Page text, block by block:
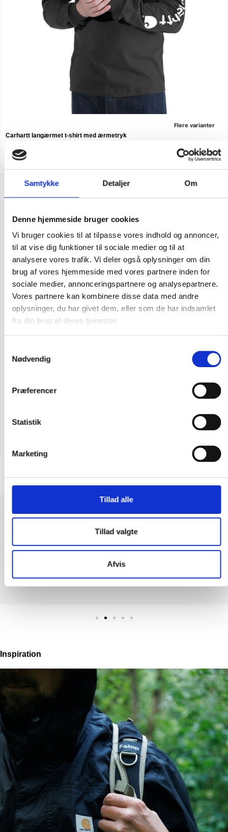
Samtykke Detaljer Om
Denne hjemmeside bruger cookies
Vi bruger cookies til at tilpasse vores indhold og annoncer,
til at vise dig funktioner til sociale medier og til at
analysere vores trafik. Vi deler også oplysninger om din
brug af vores hjemmeside med vores partnere inden for
sociale medier, annonceringspartnere og analysepartnere.
Vores partnere kan kombinere disse data med andre
oplysninger, du har givet dem, eller som de har indsamlet
fra din brug af deres tjenester.
Nødvendig
Præferencer
Statistik
Marketing
Tillad alle
Tillad valgte
Afvis
Flere varianter
Carhartt langærmet t-shirt med ærmetryk
DKK 436,25
DKK 349,00
Carhartt chore hundedækken
SØREN LUND
Inspiration